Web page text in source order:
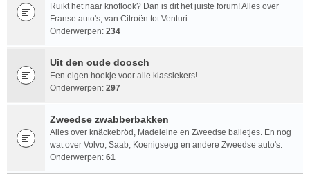
Ruikt het naar knoflook? Dan is dit het juiste forum! Alles over
Franse auto's, van Citroën tot Venturi.
Onderwerpen: 234
Uit den oude doosch
Een eigen hoekje voor alle klassiekers!
Onderwerpen: 297
Zweedse zwabberbakken
Alles over knäckebröd, Madeleine en Zweedse balletjes. En nog
wat over Volvo, Saab, Koenigsegg en andere Zweedse auto's.
Onderwerpen: 61